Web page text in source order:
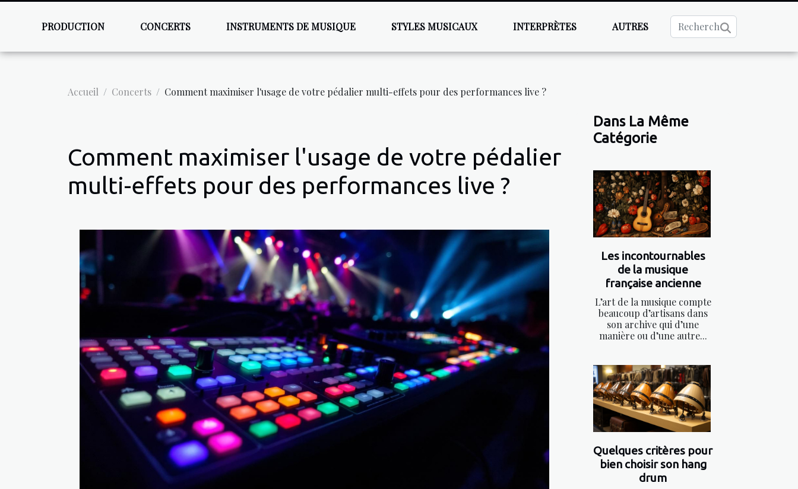
PRODUCTION CONCERTS INSTRUMENTS DE MUSIQUE STYLES MUSICAUX INTERPRÈTES AUTRES
Accueil Concerts Comment maximiser l'usage de votre pédalier multi-effets pour des performances live ?
Comment maximiser l'usage de votre pédalier
multi-effets pour des performances live ?
Dans La Même
Catégorie
Les incontournables
de la musique
française ancienne
L’art de la musique compte
beaucoup d’artisans dans
son archive qui d’une
manière ou d’une autre...
Quelques critères pour
bien choisir son hang
drum